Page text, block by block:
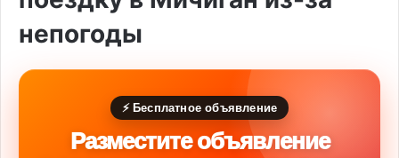
непогоды
⚡ Бесплатное объявление
Разместите объявление